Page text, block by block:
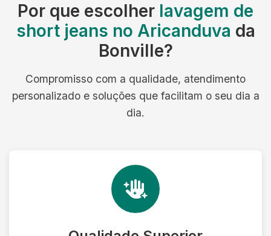
Por que escolher lavagem de
short jeans no Aricanduva da
Bonville?
Compromisso com a qualidade, atendimento
personalizado e soluções que facilitam o seu dia a
dia.